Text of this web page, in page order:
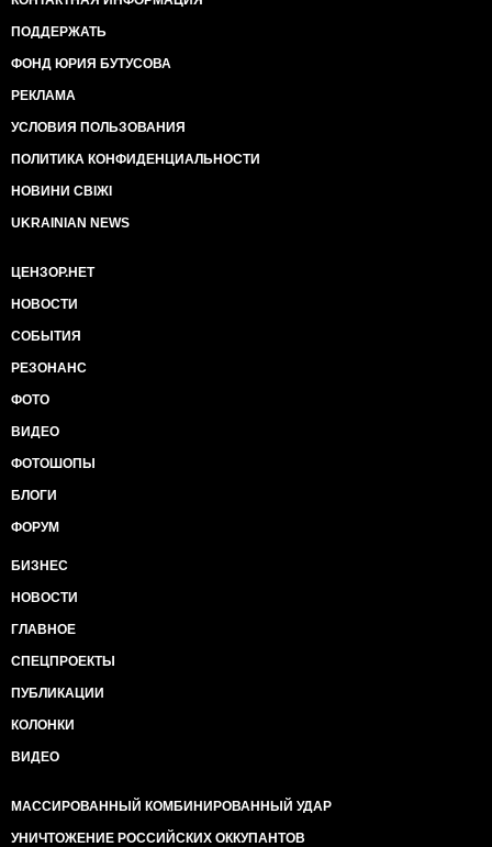
ПОДДЕРЖАТЬ
ФОНД ЮРИЯ БУТУСОВА
РЕКЛАМА
УСЛОВИЯ ПОЛЬЗОВАНИЯ
ПОЛИТИКА КОНФИДЕНЦИАЛЬНОСТИ
НОВИНИ СВІЖІ
UKRAINIAN NEWS
ЦЕНЗОР.НЕТ
НОВОСТИ
СОБЫТИЯ
РЕЗОНАНС
ФОТО
ВИДЕО
ФОТОШОПЫ
БЛОГИ
ФОРУМ
БИЗНЕС
НОВОСТИ
ГЛАВНОЕ
СПЕЦПРОЕКТЫ
ПУБЛИКАЦИИ
КОЛОНКИ
ВИДЕО
МАССИРОВАННЫЙ КОМБИНИРОВАННЫЙ УДАР
УНИЧТОЖЕНИЕ РОССИЙСКИХ ОККУПАНТОВ